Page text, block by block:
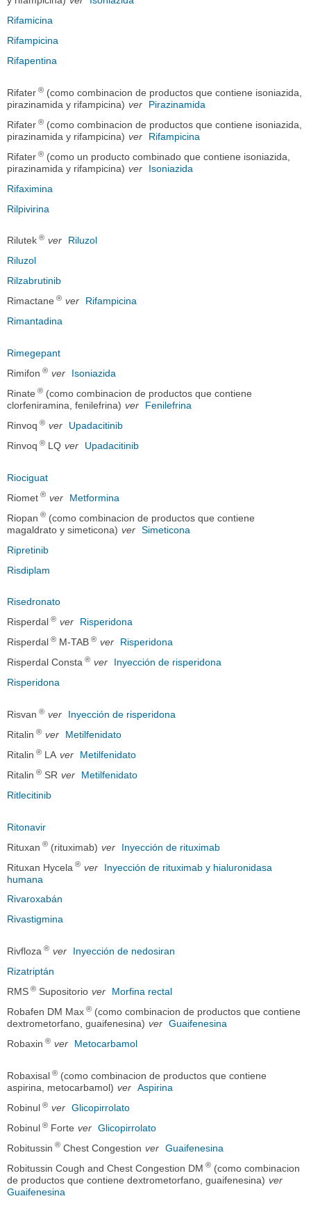
Rifamicina
Rifampicina
Rifapentina
Rifater ® (como combinacion de productos que contiene isoniazida,
pirazinamida y rifampicina) ver
Pirazinamida
Rifater ® (como combinacion de productos que contiene isoniazida,
pirazinamida y rifampicina) ver
Rifampicina
Rifater ® (como un producto combinado que contiene isoniazida,
pirazinamida y rifampicina) ver
Isoniazida
Rifaximina
Rilpivirina
Rilutek ® ver
Riluzol
Riluzol
Rilzabrutinib
Rimactane ® ver
Rifampicina
Rimantadina
Rimegepant
Rimifon ® ver
Isoniazida
Rinate ® (como combinacion de productos que contiene
clorfeniramina, fenilefrina) ver
Fenilefrina
Rinvoq ® ver
Upadacitinib
Rinvoq ® LQ ver Upadacitinib
Riociguat
Riomet ® ver
Metformina
Riopan ® (como combinacion de productos que contiene
magaldrato y simeticona) ver Simeticona
Ripretinib
Risdiplam
Risedronato
Risperdal ® ver
Risperidona
Risperdal ® M-TAB ® ver
Risperidona
Risperdal Consta ® ver
Inyección de risperidona
Risperidona
Risvan ® ver
Inyección de risperidona
Ritalin ® ver
Metilfenidato
Ritalin ® LA ver
Metilfenidato
Ritalin ® SR ver
Metilfenidato
Ritlecitinib
Ritonavir
Rituxan ® (rituximab) ver
Inyección de rituximab
Rituxan Hycela ® ver
Inyección de rituximab y hialuronidasa
humana
Rivaroxabán
Rivastigmina
Rivfloza ® ver
Inyección de nedosiran
Rizatriptán
RMS ® Supositorio ver
Morfina rectal
Robafen DM Max ® (como combinacion de productos que contiene
dextrometorfano, guaifenesina) ver Guaifenesina
Robaxin ® ver Metocarbamol
Robaxisal ® (como combinacion de productos que contiene
aspirina, metocarbamol) ver Aspirina
Robinul ® ver Glicopirrolato
Robinul ® Forte ver Glicopirrolato
Robitussin ® Chest Congestion ver Guaifenesina
Robitussin Cough and Chest Congestion DM ® (como combinacion
de productos que contiene dextrometorfano, guaifenesina) ver
Guaifenesina